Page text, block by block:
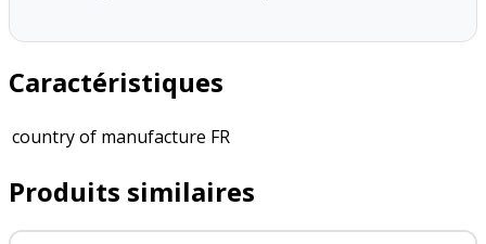
Caractéristiques
country of manufacture FR
Produits similaires